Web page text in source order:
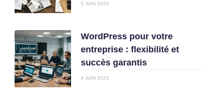
5 JUIN 2025
WordPress pour votre
entreprise : flexibilité et
succès garantis
4 JUIN 2025